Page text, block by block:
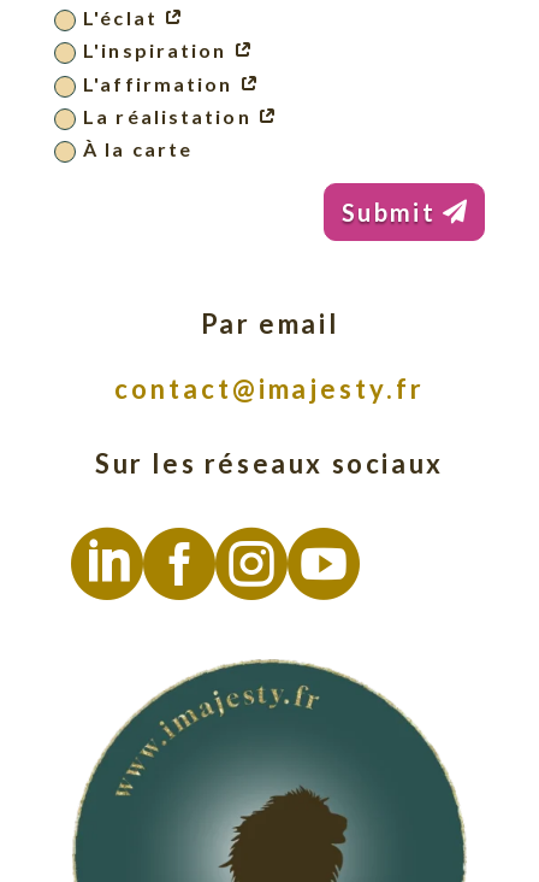
L'éclat
L'inspiration
L'affirmation
La réalistation
À la carte
Submit
Par email
contact@imajesty.fr
Sur les réseaux sociaux
